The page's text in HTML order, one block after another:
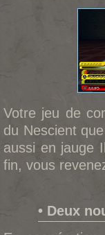
Votre jeu de
du Nescient
aussi en jauge
fin, vous
• Deux